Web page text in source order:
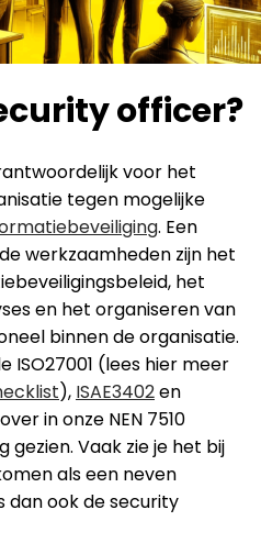
officer?
voor het
tegen mogelijke
. Een
werkzaamheden zijn het
het
en het organiseren van
binnen de organisatie.
ISO27001 (lees hier meer
), ISAE3402en
in onze NEN 7510
Vaak zie je het bij
als een neven
dan ook de security